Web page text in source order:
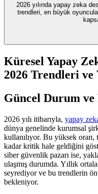
2026 yılında yapay zeka
trendleri, en büyük
Küresel Yapay
2026 Trendleri ve
Güncel Durum
2026 yılı itibarıyla, yapay
dünya genelinde kurumsal
kullanılıyor. Bu yüksek
kadar kritik hale geldiğini
siber güvenlik pazarı ise,
ulaşmış durumda. Yıllık
seyrediyor ve bu trendlerin
bekleniyor.